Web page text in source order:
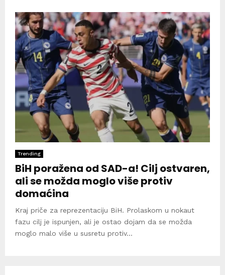
Trending
BiH poražena od SAD-a! Cilj ostvaren,
ali se možda moglo više protiv
domaćina
Kraj priče za reprezentaciju BiH. Prolaskom u nokaut
fazu cilj je ispunjen, ali je ostao dojam da se možda
moglo malo više u susretu protiv...